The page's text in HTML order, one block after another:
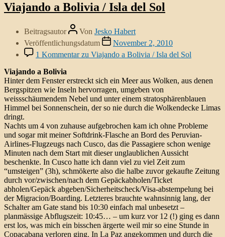
Viajando a Bolivia / Isla del Sol
Beitragsautor Von Jesko Habert
Veröffentlichungsdatum
November 2, 2010
1 Kommentarzu Viajando a Bolivia / Isla del Sol
Viajando a Bolivia
Hinter dem Fenster erstreckt sich ein Meer aus Wolken, aus denen
Bergspitzen wie Inseln hervorragen, umgeben von
weissschäumendem Nebel und unter einem stratosphärenblauen
Himmel bei Sonnenschein, der so nie durch die Wolkendecke Limas
dringt.
Nachts um 4 von zuhause aufgebrochen kam ich ohne Probleme
und sogar mit meiner Softdrink-Flasche an Bord des Peruvian-
Airlines-Flugzeugs nach Cusco, das die Passagiere schon wenige
Minuten nach dem Start mit dieser unglaublichen Aussicht
beschenkte. In Cusco hatte ich dann viel zu viel Zeit zum
“umsteigen” (3h), schmökerte also die halbe zuvor gekaufte Zeitung
durch vor/zwischen/nach dem Gepäckabholen/Ticket
abholen/Gepäck abgeben/Sicherheitscheck/Visa-abstempelung bei
der Migracion/Boarding. Letzteres brauchte wahnsinnig lang, der
Schalter am Gate stand bis 10:30 einfach mal unbesetzt –
planmässige Abflugszeit: 10:45… – um kurz vor 12 (!) ging es dann
erst los, was mich ein bisschen ärgerte weil mir so eine Stunde in
Copacabana verloren ging. In La Paz angekommen und durch die